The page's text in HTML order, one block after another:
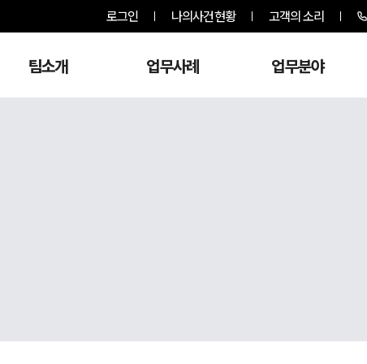
로그인 나의사건현황 고객의 소리
팀소개 업무사례 업무분야